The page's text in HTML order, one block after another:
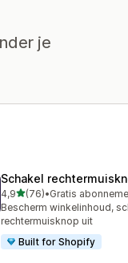
je
Schakel
4,9van 5 sterren
(76)
76 recensies in totaal
•
Bescherm winkelinhoud,
rechtermuisknop uit
Built for Shopify